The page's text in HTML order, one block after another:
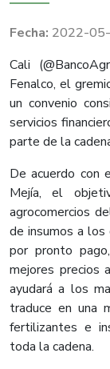
2022-
Cali
Fenalco, el
un convenio
servicios
parte de la
De acuerdo con
Mejía, el
agrocomercios
de insumos a
por pronto
mejores precios
ayudará a los
traduce en una
fertilizantes e
toda la cadena.